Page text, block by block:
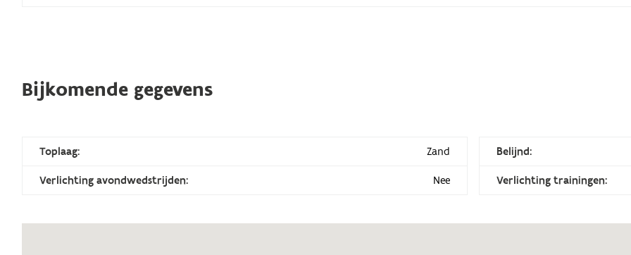
Bijkomende gegevens
Toplaag: Zand Belijnd:
Verlichting avondwedstrijden: Nee Verlichting trainingen: